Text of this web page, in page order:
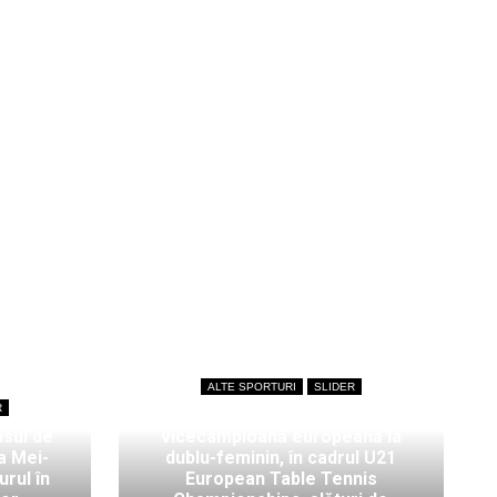
Mei-
în
ALTE SPORTURI SLIDER
dublu-feminin, în cadrul U21
European Table Tennis